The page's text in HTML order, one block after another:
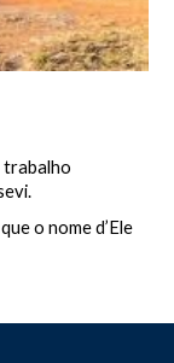
trabalho
o nome d’Ele